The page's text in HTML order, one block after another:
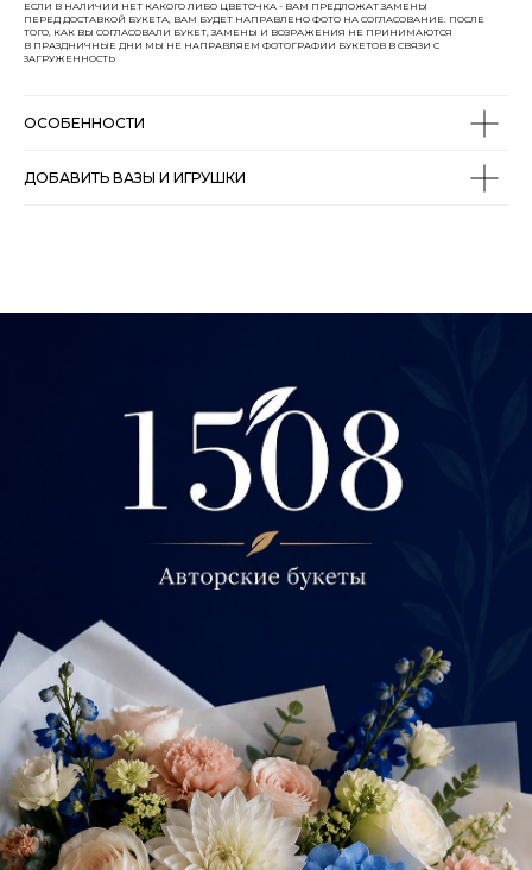
ЕСЛИ В НАЛИЧИИ НЕТ КАКОГО ЛИБО ЦВЕТОЧКА - ВАМ ПРЕДЛОЖАТ ЗАМЕНЫ
ПЕРЕД ДОСТАВКОЙ БУКЕТА, ВАМ БУДЕТ НАПРАВЛЕНО ФОТО НА СОГЛАСОВАНИЕ. ПОСЛЕ
ТОГО, КАК ВЫ СОГЛАСОВАЛИ БУКЕТ, ЗАМЕНЫ И ВОЗРАЖЕНИЯ НЕ ПРИНИМАЮТСЯ
В ПРАЗДНИЧНЫЕ ДНИ МЫ НЕ НАПРАВЛЯЕМ ФОТОГРАФИИ БУКЕТОВ В СВЯЗИ С
ЗАГРУЖЕННОСТЬ
ОСОБЕННОСТИ
ДОБАВИТЬ ВАЗЫ И ИГРУШКИ